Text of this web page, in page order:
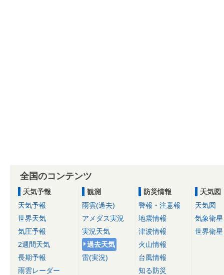
全国のコンテンツ
天気予報
天気予報
世界天気
気圧予報
2週間天気
長期予報
雨雲レーダー
観測
雨雲(過去)
アメダス実況
実況天気
過去天気
雷(実況)
防災情報
警報・注意報
地震情報
津波情報
火山情報
台風情報
知る防災
天気図
天気図
気象衛星
世界衛星